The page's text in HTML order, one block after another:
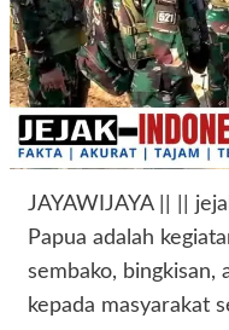
JAYAWIJAYA || ||
Papua adalah
sembako, bingkisan,
kepada masyarakat